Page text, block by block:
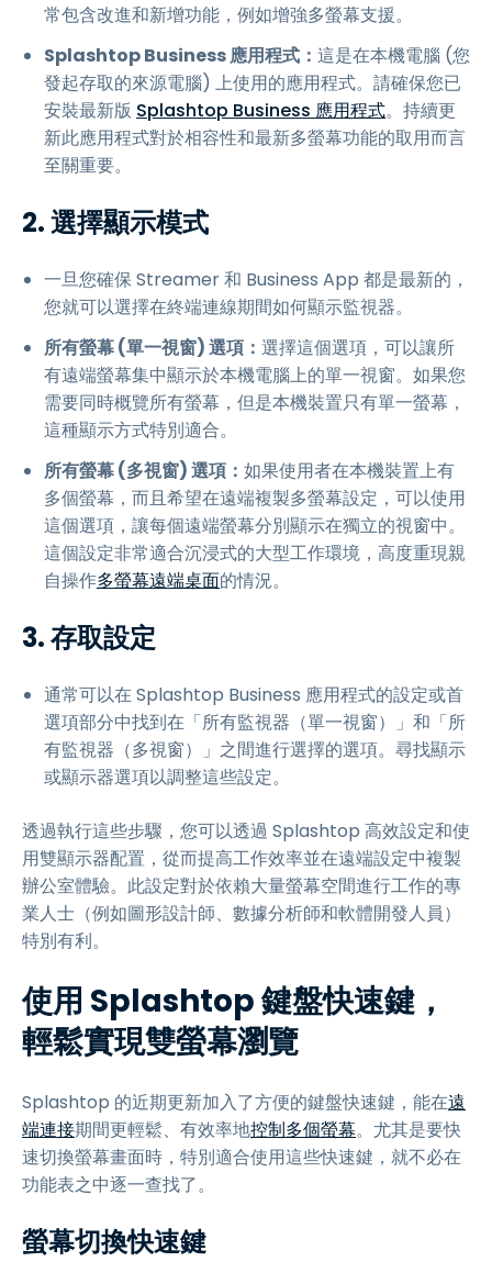
常包含改進和新增功能，例如增強多螢幕支援。
Splashtop Business 應用程式： 這是在本機電腦 (您
發起存取的來源電腦) 上使用的應用程式。請確保您已
安裝最新版 Splashtop Business 應用程式。持續更
新此應用程式對於相容性和最新多螢幕功能的取用而言
至關重要。
2. 選擇顯示模式
一旦您確保 Streamer 和 Business App 都是最新的，
您就可以選擇在終端連線期間如何顯示監視器。
所有螢幕 (單一視窗) 選項： 選擇這個選項，可以讓所
有遠端螢幕集中顯示於本機電腦上的單一視窗。如果您
需要同時概覽所有螢幕，但是本機裝置只有單一螢幕，
這種顯示方式特別適合。
所有螢幕 (多視窗) 選項： 如果使用者在本機裝置上有
多個螢幕，而且希望在遠端複製多螢幕設定，可以使用
這個選項，讓每個遠端螢幕分別顯示在獨立的視窗中。
這個設定非常適合沉浸式的大型工作環境，高度重現親
自操作多螢幕遠端桌面的情況。
3. 存取設定
通常可以在 Splashtop Business 應用程式的設定或首
選項部分中找到在「所有監視器（單一視窗）」和「所
有監視器（多視窗）」之間進行選擇的選項。尋找顯示
或顯示器選項以調整這些設定。
透過執行這些步驟，您可以透過 Splashtop 高效設定和使
用雙顯示器配置，從而提高工作效率並在遠端設定中複製
辦公室體驗。此設定對於依賴大量螢幕空間進行工作的專
業人士（例如圖形設計師、數據分析師和軟體開發人員）
特別有利。
使用 Splashtop 鍵盤快速鍵，
輕鬆實現雙螢幕瀏覽
Splashtop 的近期更新加入了方便的鍵盤快速鍵，能在遠
端連接期間更輕鬆、有效率地控制多個螢幕。尤其是要快
速切換螢幕畫面時，特別適合使用這些快速鍵，就不必在
功能表之中逐一查找了。
螢幕切換快速鍵